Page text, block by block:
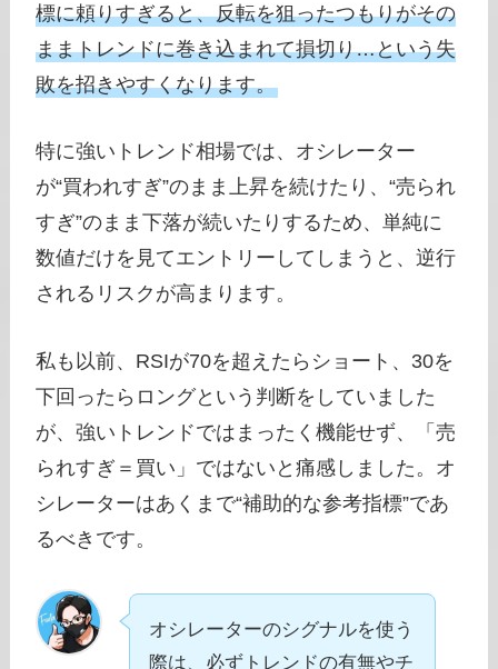
標に頼りすぎると、反転を狙ったつもりがその
ままトレンドに巻き込まれて損切り…という失
敗を招きやすくなります。
特に強いトレンド相場では、オシレーター
が“買われすぎ”のまま上昇を続けたり、“売られ
すぎ”のまま下落が続いたりするため、単純に
数値だけを見てエントリーしてしまうと、逆行
されるリスクが高まります。
私も以前、RSIが70を超えたらショート、30を
下回ったらロングという判断をしていました
が、強いトレンドではまったく機能せず、「売
られすぎ＝買い」ではないと痛感しました。オ
シレーターはあくまで“補助的な参考指標”であ
るべきです。
オシレーターのシグナルを使う
際は、必ずトレンドの有無やチ